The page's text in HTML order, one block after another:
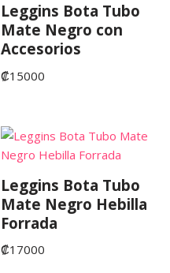
Leggins Bota Tubo
Mate Negro con
Accesorios
₡15000
Leggins Bota Tubo
Mate Negro Hebilla
Forrada
₡17000